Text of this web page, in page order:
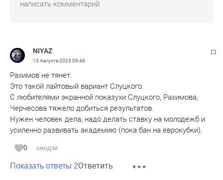
: Акбашев (21), Рахмоналиев
NIYAZ
13 Августа 2023 09:48
Рахимов не тянет.
Это такой лайтовый вариант Слуцкого.
С любителями экранной показухи Слуцкого, Рахимова,
Черчесова тяжело добиться результатов.
Нужен человек дела, надо делать ставку на молодежб и
усиленно развивать академию (пока бан на еврокубки).
0 эмодзи
Показать ответы 2Ответить